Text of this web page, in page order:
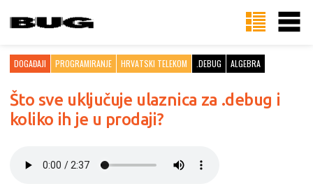
DOGAĐAJI PROGRAMIRANJE HRVATSKI TELEKOM .DEBUG ALGEBRA
Što sve uključuje ulaznica za .debug i
koliko ih je u prodaji?